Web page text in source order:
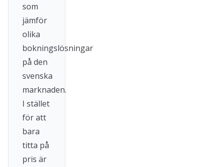
som
jämför
olika
bokningslösningar
på den
svenska
marknaden.
I stället
för att
bara
titta på
pris är